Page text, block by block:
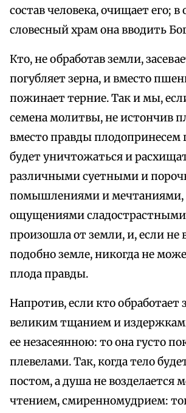
состав человека, очищает его;
словесный храм она вводить
Кто, не обработав земли,
погубляет зерна, и вместо
пожинает терние. Так и мы,
семена молитвы, не истончив
вместо правды плодопринесем
будет уничтожаться и
различными суетными и
помышлениями и мечтаниями,
ощущениями
произошла от земли, и, если не
подобно земле, никогда не
плода правды.
Напротив, если кто обработает
великим тщанием и
ее незасеянною: то она густо
плевелами. Так, когда тело
постом, а душа не возделается
чтением, смиренномудрием: